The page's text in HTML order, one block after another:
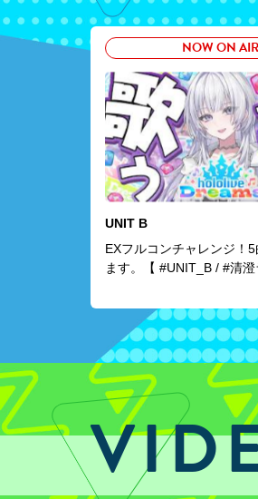
NOW ON AIR
UNIT B
EXフルコンチャレンジ！
ます。【 #UNIT_B / #清澄